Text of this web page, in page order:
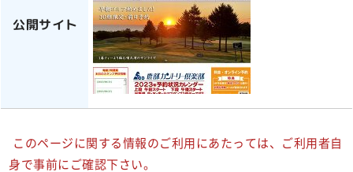
公開サイト
このページに関する情報のご利用にあたっては、ご利用者自
身で事前にご確認下さい。